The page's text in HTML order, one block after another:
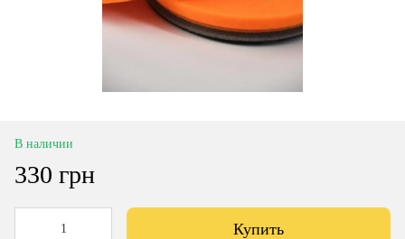
В наличии
330 грн
Купить